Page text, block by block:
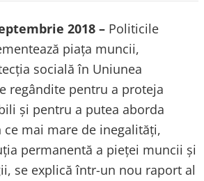
2018 – Politicile
piaţa muncii,
socială în Uniunea
regândite pentru a proteja
și pentru a putea aborda
mai mare de inegalități,
permanentă a pieţei muncii și
se explică într-un nou raport al